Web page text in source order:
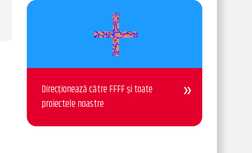
Direcționează către FFFF și toate
proiectele noastre